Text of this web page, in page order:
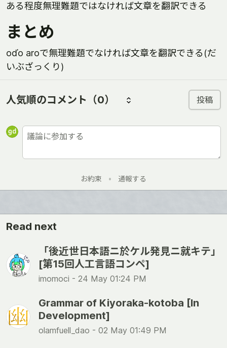
ある程度無理難題ではなければ文章を翻訳できる
まとめ
oďo aroで無理難題でなければ文章を翻訳できる(だ
いぶざっくり)
人気順のコメント （0） 投稿
お約束 • 通報する
Read next
「後近世日本語ニ於ケル発見ニ就キテ」
[第15回人工言語コンペ]
imomoci - 24 May 01:24 PM
Grammar of Kiyoraka-kotoba [In
Development]
olamfuell_dao - 02 May 01:49 PM